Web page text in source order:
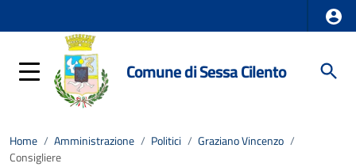
Comune di Sessa Cilento
Home / Amministrazione / Politici / Graziano Vincenzo /
Consigliere